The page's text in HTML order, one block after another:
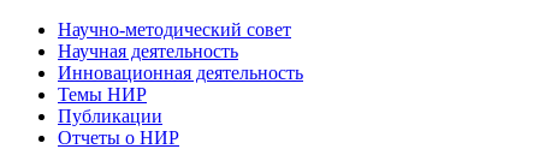
Научно-методический совет
Научная деятельность
Инновационная деятельность
Темы НИР
Публикации
Отчеты о НИР